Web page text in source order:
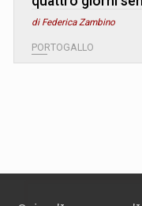
di Federica Zambino
PORTOGALLO